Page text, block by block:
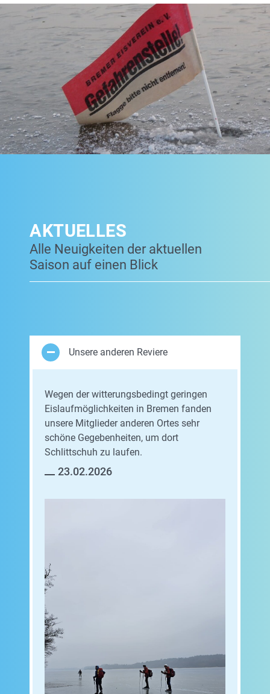
AKTUELLES
Alle Neuigkeiten der aktuellen
Saison auf einen Blick
Unsere anderen Reviere
Wegen der witterungsbedingt geringen
Eislaufmöglichkeiten in Bremen fanden
unsere Mitglieder anderen Ortes sehr
schöne Gegebenheiten, um dort
Schlittschuh zu laufen.
23.02.2026